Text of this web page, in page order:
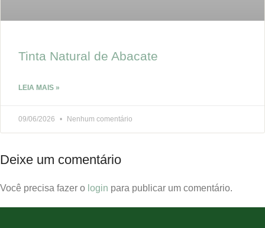
Tinta Natural de Abacate
LEIA MAIS »
09/06/2026 Nenhum comentário
Deixe um comentário
Você precisa fazer o login para publicar um comentário.